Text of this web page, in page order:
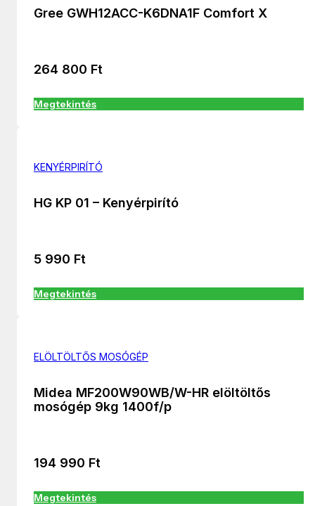
Gree GWH12ACC-K6DNA1F Comfort X
264 800 Ft
Megtekintés
KENYÉRPIRÍTÓ
HG KP 01 – Kenyérpirító
5 990 Ft
Megtekintés
ELÖLTÖLTŐS MOSÓGÉP
Midea MF200W90WB/W-HR elöltöltős
mosógép 9kg 1400f/p
194 990 Ft
Megtekintés